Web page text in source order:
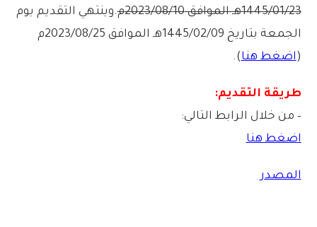
1445/01/23هـ الموافق 2023/08/10م
.وينتهي التقديم يوم
الجمعة بتاريخ 1445/02/09هـ الموافق 2023/08/25م
( اضغط هنا).
طريقة التقديم:
– من خلال الرابط التالي:
اضغط هنا
المصدر